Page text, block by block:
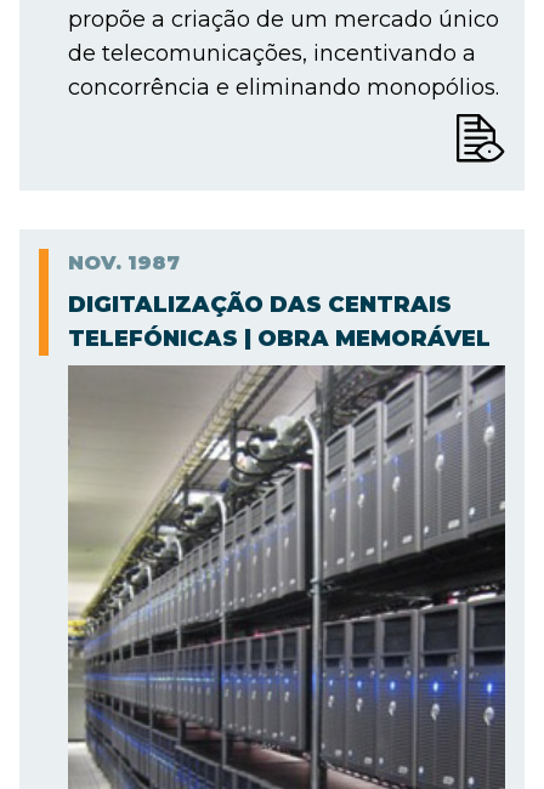
propõe a criação de um mercado único
de telecomunicações, incentivando a
concorrência e eliminando monopólios.
NOV. 1987
DIGITALIZAÇÃO DAS CENTRAIS
TELEFÓNICAS | OBRA MEMORÁVEL